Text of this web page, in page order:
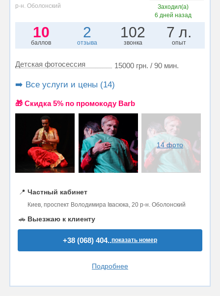
р-н. Оболонский
Заходил(а)
6 дней назад
10
баллов
2
отзыва
102
звонка
7 л.
опыт
Детская фотосессия 15000 грн. / 90 мин.
➡️ Все услуги и цены (14)
🎁 Cкидка 5% по промокоду Barb
14 фото
📍 Частный кабинет
Киев, проспект Володимира Івасюка, 20 р-н. Оболонский
🚗 Выезжаю к клиенту
+38 (068) 404..показать номер
Подробнее